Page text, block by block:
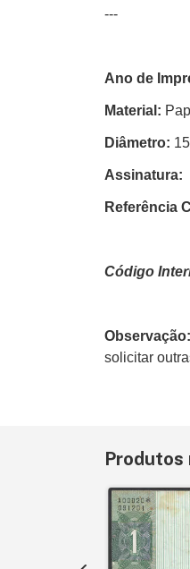
---
Ano de
Material:
Diâmetro:
Assinatura:
Referência
Código
Observação:
solicitar
Produtos